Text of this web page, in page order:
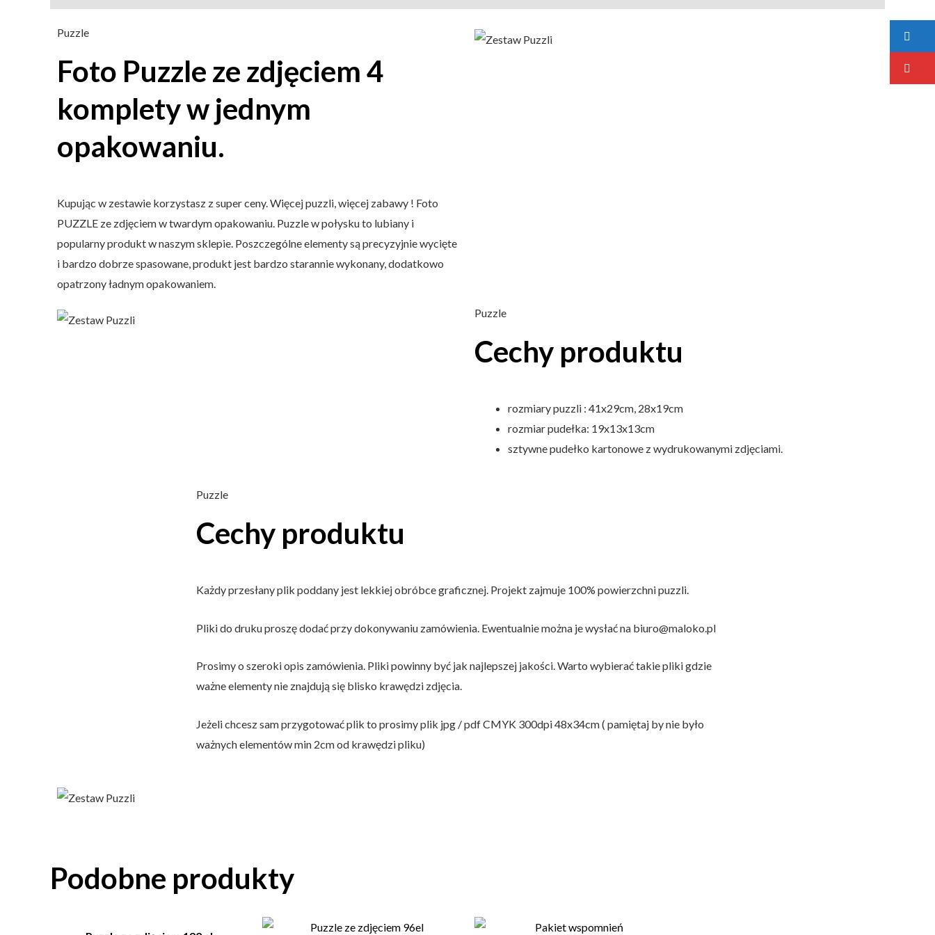
Puzzle
Foto Puzzle ze zdjęciem 4
komplety w jednym
opakowaniu.
Kupując w zestawie korzystasz z super ceny. Więcej puzzli, więcej zabawy ! Foto
PUZZLE ze zdjęciem w twardym opakowaniu. Puzzle w połysku to lubiany i
popularny produkt w naszym sklepie. Poszczególne elementy są precyzyjnie wycięte
i bardzo dobrze spasowane, produkt jest bardzo starannie wykonany, dodatkowo
opatrzony ładnym opakowaniem.
Puzzle
Cechy produktu
rozmiary puzzli : 41x29cm, 28x19cm
rozmiar pudełka: 19x13x13cm
sztywne pudełko kartonowe z wydrukowanymi zdjęciami.
Puzzle
Cechy produktu
Każdy przesłany plik poddany jest lekkiej obróbce graficznej. Projekt zajmuje 100% powierzchni puzzli.
Pliki do druku proszę dodać przy dokonywaniu zamówienia. Ewentualnie można je wysłać na biuro@maloko.pl
Prosimy o szeroki opis zamówienia. Pliki powinny być jak najlepszej jakości. Warto wybierać takie pliki gdzie
ważne elementy nie znajdują się blisko krawędzi zdjęcia.
Jeżeli chcesz sam przygotować plik to prosimy plik jpg / pdf CMYK 300dpi 48x34cm ( pamiętaj by nie było
ważnych elementów min 2cm od krawędzi pliku)
Podobne produkty